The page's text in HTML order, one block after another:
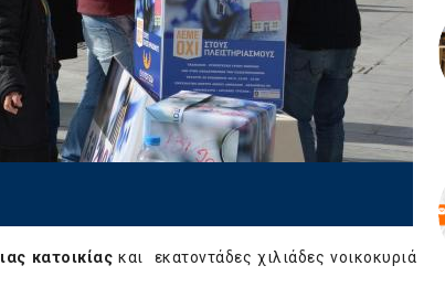
κατοικίας και εκατοντάδες χιλιάδες νοικοκυριά